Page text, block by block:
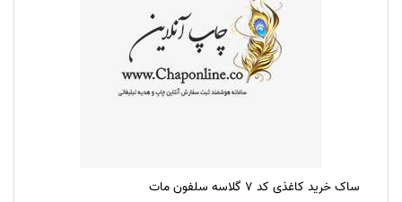
ساک خرید کاغذی کد 7 گلاسه سلفون مات